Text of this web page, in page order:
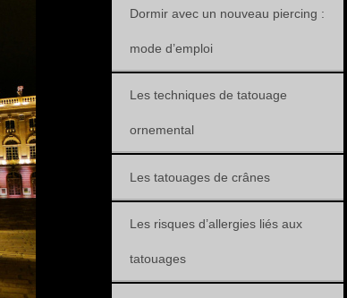
Dormir avec un nouveau piercing :
mode d’emploi
Les techniques de tatouage
ornemental
Les tatouages de crânes
Les risques d’allergies liés aux
tatouages